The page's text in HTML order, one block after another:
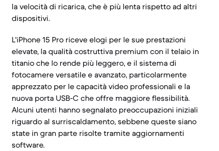
la velocità di ricarica, che è più lenta rispetto ad altri
dispositivi.
L'iPhone 15 Pro riceve elogi per le sue prestazioni
elevate, la qualità costruttiva premium con il telaio in
titanio che lo rende più leggero, e il sistema di
fotocamere versatile e avanzato, particolarmente
apprezzato per le capacità video professionali e la
nuova porta USB-C che offre maggiore flessibilità.
Alcuni utenti hanno segnalato preoccupazioni iniziali
riguardo al surriscaldamento, sebbene queste siano
state in gran parte risolte tramite aggiornamenti
software.